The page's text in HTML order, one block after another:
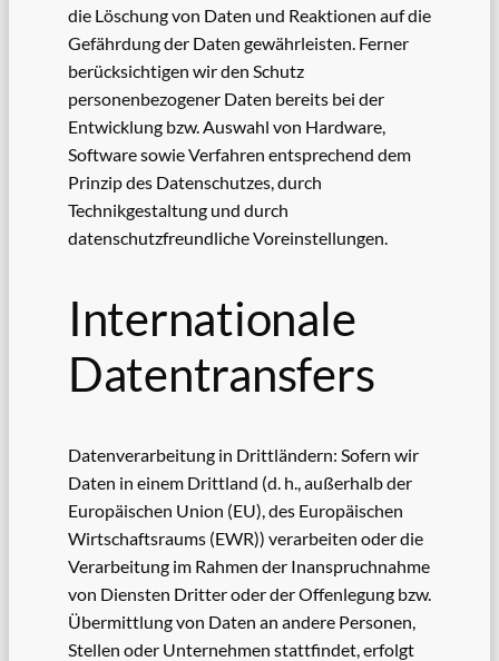
die Löschung von Daten und Reaktionen auf die
Gefährdung der Daten gewährleisten. Ferner
berücksichtigen wir den Schutz
personenbezogener Daten bereits bei der
Entwicklung bzw. Auswahl von Hardware,
Software sowie Verfahren entsprechend dem
Prinzip des Datenschutzes, durch
Technikgestaltung und durch
datenschutzfreundliche Voreinstellungen.
Internationale
Datentransfers
Datenverarbeitung in Drittländern: Sofern wir
Daten in einem Drittland (d. h., außerhalb der
Europäischen Union (EU), des Europäischen
Wirtschaftsraums (EWR)) verarbeiten oder die
Verarbeitung im Rahmen der Inanspruchnahme
von Diensten Dritter oder der Offenlegung bzw.
Übermittlung von Daten an andere Personen,
Stellen oder Unternehmen stattfindet, erfolgt